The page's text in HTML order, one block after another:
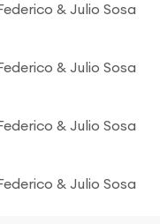
& Julio Sosa
& Julio Sosa
& Julio Sosa
& Julio Sosa